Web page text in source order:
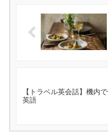
【トラベル英会話】機内
英語